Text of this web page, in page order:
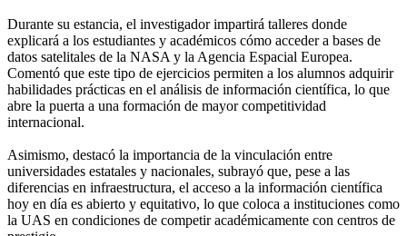
Durante su estancia, el investigador impartirá talleres donde
explicará a los estudiantes y académicos cómo acceder a bases de
datos satelitales de la NASA y la Agencia Espacial Europea.
Comentó que este tipo de ejercicios permiten a los alumnos adquirir
habilidades prácticas en el análisis de información científica, lo que
abre la puerta a una formación de mayor competitividad
internacional.
Asimismo, destacó la importancia de la vinculación entre
universidades estatales y nacionales, subrayó que, pese a las
diferencias en infraestructura, el acceso a la información científica
hoy en día es abierto y equitativo, lo que coloca a instituciones como
la UAS en condiciones de competir académicamente con centros de